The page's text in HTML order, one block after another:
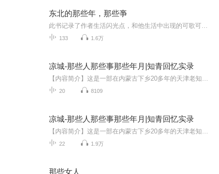
东北的那些年，那些亊
133 1.6万
凉城-那些人那些事那些年月|知青回忆实录
20 8109
凉城-那些人那些事那些年月|知青回忆实录
22 1.9万
那些女人